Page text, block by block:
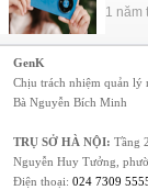
1 năm
GenK
Chịu trách nhiệm quản lý
Bà Nguyễn Bích Minh
TRỤ SỞ HÀ NỘI: Tầng
Nguyễn Huy Tưởng,
Điện thoại: 024 7309